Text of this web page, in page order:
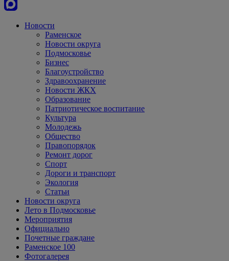
Новости
Раменское
Новости округа
Подмосковье
Бизнес
Благоустройство
Здравоохранение
Новости ЖКХ
Образование
Патриотическое воспитание
Культура
Молодежь
Общество
Правопорядок
Ремонт дорог
Спорт
Дороги и транспорт
Экология
Статьи
Новости округа
Лето в Подмосковье
Мероприятия
Официально
Почетные граждане
Раменское 100
Фотогалерея